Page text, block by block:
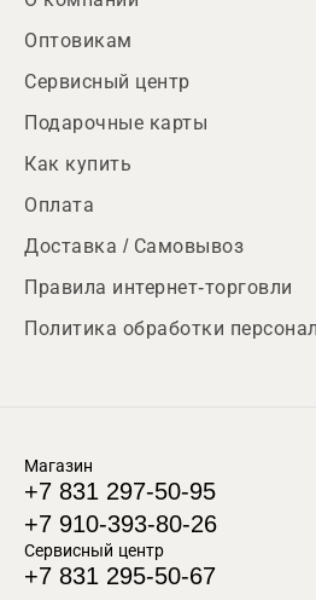
Оптовикам
Сервисный центр
Подарочные карты
Как купить
Оплата
Доставка / Самовывоз
Правила интернет-торговли
Политика обработки
Магазин
+7 831 297-50-95
+7 910-393-80-26
Сервисный центр
+7 831 295-50-67